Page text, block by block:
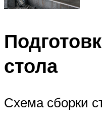
стола
Схема сборки